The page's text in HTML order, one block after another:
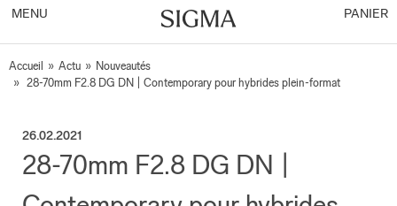
MENU PANIER
Accueil » Actu » Nouveautés
» 28-70mm F2.8 DG DN | Contemporary pour hybrides plein-format
26.02.2021
28-70mm F2.8 DG DN |